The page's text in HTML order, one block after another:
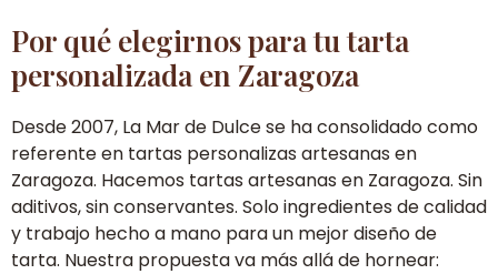
Por qué elegirnos para tu tarta
personalizada en Zaragoza
Desde 2007, La Mar de Dulce se ha consolidado como
referente en tartas personalizas artesanas en
Zaragoza. Hacemos tartas artesanas en Zaragoza. Sin
aditivos, sin conservantes. Solo ingredientes de calidad
y trabajo hecho a mano para un mejor diseño de
tarta. Nuestra propuesta va más allá de hornear: